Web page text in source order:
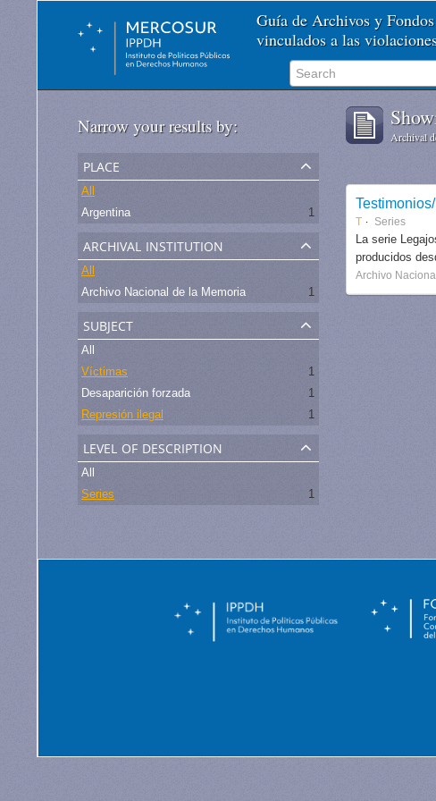
Guía de Archivos y
vinculados a las
Narrow your results by:
place
All
Argentina
1
archival institution
All
Archivo Nacional de la Memoria
1
subject
All
Víctimas
1
Desaparición forzada
1
Represión ilegal
1
level of description
All
Series
1
Archival
T Series
La serie
producidos
Archivo